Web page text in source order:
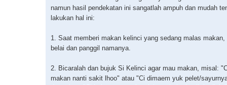
namun hasil pendekatan ini sangatlah ampuh dan mudah
lakukan hal ini:
1. Saat memberi makan kelinci yang sedang malas
belai dan panggil namanya.
2. Bicaralah dan bujuk Si Kelinci agar mau makan, misal:
makan nanti sakit lhoo" atau "Ci dimaem yuk pelet/